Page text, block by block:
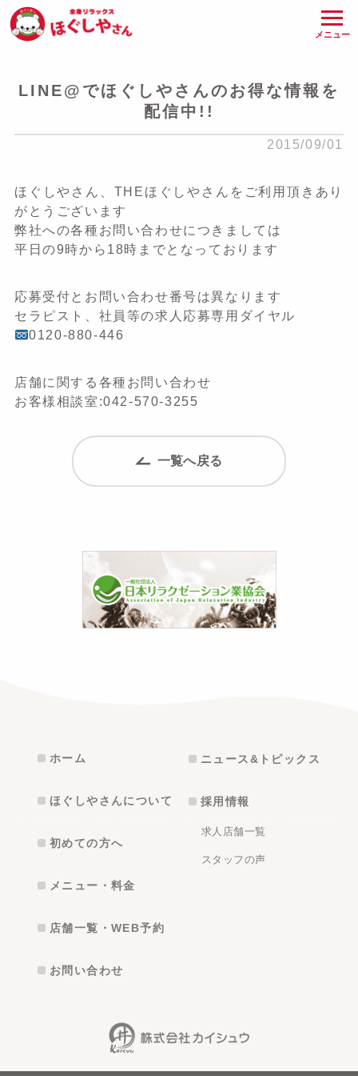
メニュー
LINE@でほぐしやさんのお得な情報を
配信中!!
2015/09/01
ほぐしやさん、THEほぐしやさんをご利用頂きあり
がとうございます
弊社への各種お問い合わせにつきましては
平日の9時から18時までとなっております
応募受付とお問い合わせ番号は異なります
セラピスト、社員等の求人応募専用ダイヤル
0120-880-446
店舗に関する各種お問い合わせ
お客様相談室:042-570-3255
一覧へ戻る
ホーム
ほぐしやさんについて
初めての方へ
メニュー・料金
店舗一覧・WEB予約
お問い合わせ
ニュース&トピックス
採用情報
求人店舗一覧
スタッフの声